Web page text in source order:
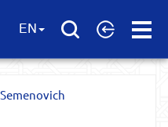
Open
EN